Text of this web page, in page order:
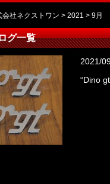
会社ネクストワン > 2021 > 9月
グ一覧
2021/
“Dino